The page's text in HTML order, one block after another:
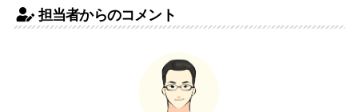
担当者からのコメント